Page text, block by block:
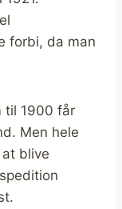
forbi, da man
til 1900 får
Men hele
blive